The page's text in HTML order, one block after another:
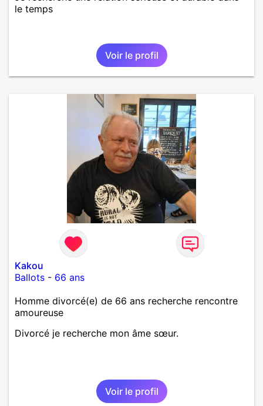
le temps
Voir le profil
Kakou
Ballots - 66 ans
Homme divorcé(e) de 66 ans recherche rencontre
amoureuse
Divorcé je recherche mon âme sœur.
Voir le profil